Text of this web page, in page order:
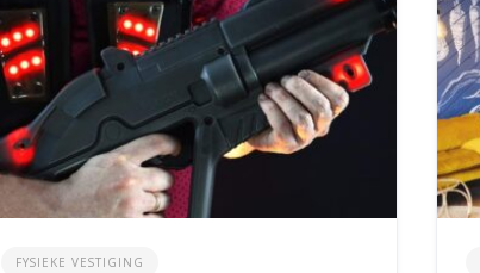
FYSIEKE VESTIGING